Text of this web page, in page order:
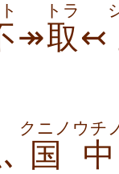
↠取
トラ
↢
､ 国
クニノ
中
ウチ